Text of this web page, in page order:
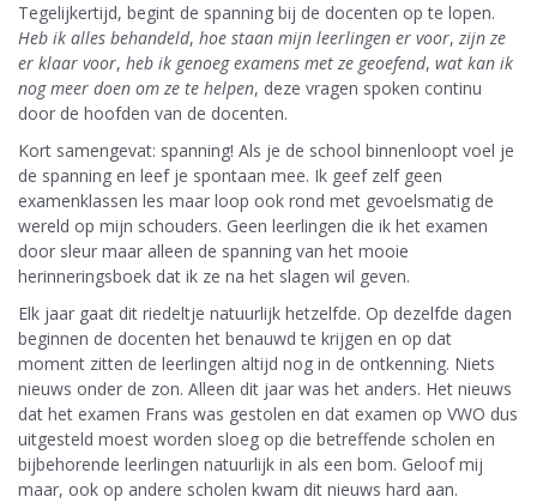
Tegelijkertijd, begint de spanning bij de docenten op te lopen.
Heb ik alles behandeld, hoe staan mijn leerlingen er voor, zijn ze
er klaar voor, heb ik genoeg examens met ze geoefend, wat kan ik
nog meer doen om ze te helpen, deze vragen spoken continu
door de hoofden van de docenten.
Kort samengevat: spanning! Als je de school binnenloopt voel je
de spanning en leef je spontaan mee. Ik geef zelf geen
examenklassen les maar loop ook rond met gevoelsmatig de
wereld op mijn schouders. Geen leerlingen die ik het examen
door sleur maar alleen de spanning van het mooie
herinneringsboek dat ik ze na het slagen wil geven.
Elk jaar gaat dit riedeltje natuurlijk hetzelfde. Op dezelfde dagen
beginnen de docenten het benauwd te krijgen en op dat
moment zitten de leerlingen altijd nog in de ontkenning. Niets
nieuws onder de zon. Alleen dit jaar was het anders. Het nieuws
dat het examen Frans was gestolen en dat examen op VWO dus
uitgesteld moest worden sloeg op die betreffende scholen en
bijbehorende leerlingen natuurlijk in als een bom. Geloof mij
maar, ook op andere scholen kwam dit nieuws hard aan.